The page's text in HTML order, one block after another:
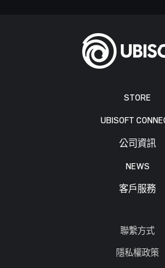
STORE
UBISOFT
公司資訊
NEWS
客戶服務
聯繫方式
隱私權政策